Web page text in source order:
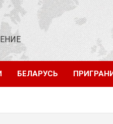
БЕЛАРУСЬ